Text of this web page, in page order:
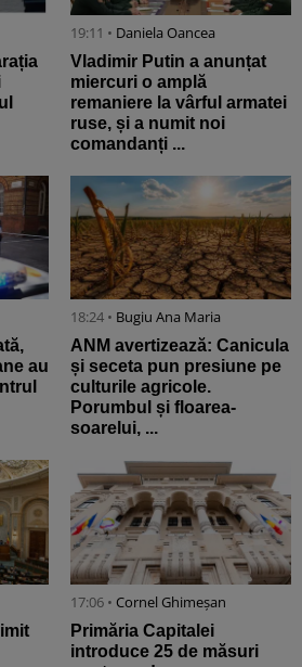
19:11 • Daniela Oancea
Vladimir Putin a anunțat
miercuri o amplă
remaniere la vârful armatei
ruse, și a numit noi
comandanți ...
au
18:24 • Bugiu ⁠Ana Maria
ANM avertizează: Canicula
și seceta pun presiune pe
culturile agricole.
Porumbul și floarea-
soarelui, ...
17:06 • Cornel Ghimeșan
Primăria Capitalei
introduce 25 de măsuri